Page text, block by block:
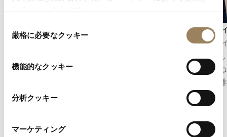
れることがあります。
厳格に必要なクッキー
機能的なクッキー
分析クッキー
マーケティング
秒表示
秒表示は、時の流れを正確に把握することを可
ンターセコンドとして表示される場合もあれ
ターのスモールセコンドとして表示される場合
デイ/ナ
デイ/ナ
を区別
力を兼
どの複